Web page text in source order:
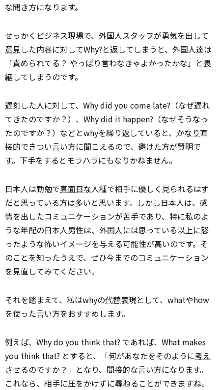
な聞き方になります。
せっかくビジネス現場で、外国人スタッフが勇気を出して
意見した内容に対してWhy?と返してしまうと、外国人達は
「責められてる？ やっぱり言わなきゃよかったかな」と畏
縮してしまうのです。
遅刻した人に対して、Why did you come late?（なぜ遅れ
てきたのですか？）、Why did it happen?（なぜそうなっ
たのですか？）などとwhyを繰り返していると、 かなり直
接的できつい言い方に聞こえるので、避けた方が賢明で
す。下手をするとモラハラにもなりかねません。
日本人は勤勉で真面目な人種で相手に優しく見られるはず
だと思っている方は多いと思います。しかし日本人は、感
情を出したコミュニケーションが苦手であり、特に私のよ
うな年配の日本人男性は、外国人には思っている以上に怒
ったような怖いイメージを与える可能性が高いのです。そ
のことを知ったうえで、ぜひ今までのコミュニケーション
を見直してみてください。
それを踏まえて、私はwhyの代替表現として、whatやhow
を使った言い方をおすすめします。
例えば、Why do you think that? であれば、What makes
you think that? とすると、「何があなたをそのように考え
させるのですか？」となり、間接的な言い方になります。
これなら、相手に圧をかけずに尋ねることができますね。